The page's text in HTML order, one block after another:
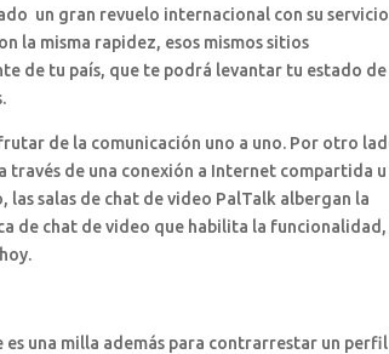
un gran revuelo internacional con su
la misma rapidez, esos mismos sitios
de tu país, que te podrá levantar tu estado de
de la comunicación uno a uno. Por otro
través de una conexión a Internet compartida u
salas de chat de video PalTalk albergan la
de chat de video que habilita la funcionalidad,
una milla además para contrarrestar un perfil